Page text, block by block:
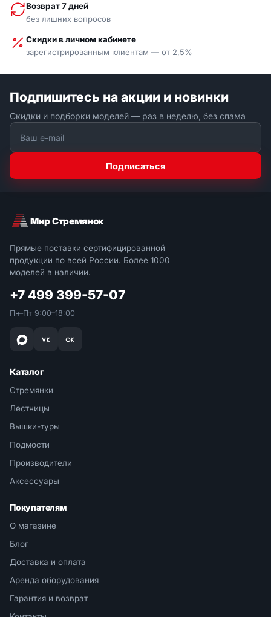
Возврат 7 дней
без лишних вопросов
Скидки в личном кабинете
зарегистрированным клиентам — от 2,5%
Подпишитесь на акции и новинки
Скидки и подборки моделей — раз в неделю, без спама
Подписаться
Мир Стремянок
Прямые поставки сертифицированной
продукции по всей России. Более 1000
моделей в наличии.
+7 499 399-57-07
Пн–Пт 9:00–18:00
Каталог
Стремянки
Лестницы
Вышки-туры
Подмости
Производители
Аксессуары
Покупателям
О магазине
Блог
Доставка и оплата
Аренда оборудования
Гарантия и возврат